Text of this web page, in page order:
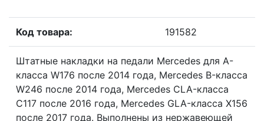
Код товара: 191582
Штатные накладки на педали Mercedes для A-
класса W176 после 2014 года, Mercedes B-класса
W246 после 2014 года, Mercedes CLA-класса
C117 после 2016 года, Mercedes GLA-класса X156
после 2017 года. Выполнены из нержавеющей